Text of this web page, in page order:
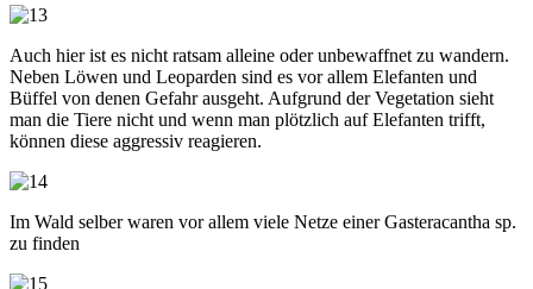
Auch hier ist es nicht ratsam alleine oder unbewaffnet zu wandern.
Neben Löwen und Leoparden sind es vor allem Elefanten und
Büffel von denen Gefahr ausgeht. Aufgrund der Vegetation sieht
man die Tiere nicht und wenn man plötzlich auf Elefanten trifft,
können diese aggressiv reagieren.
Im Wald selber waren vor allem viele Netze einer Gasteracantha sp.
zu finden